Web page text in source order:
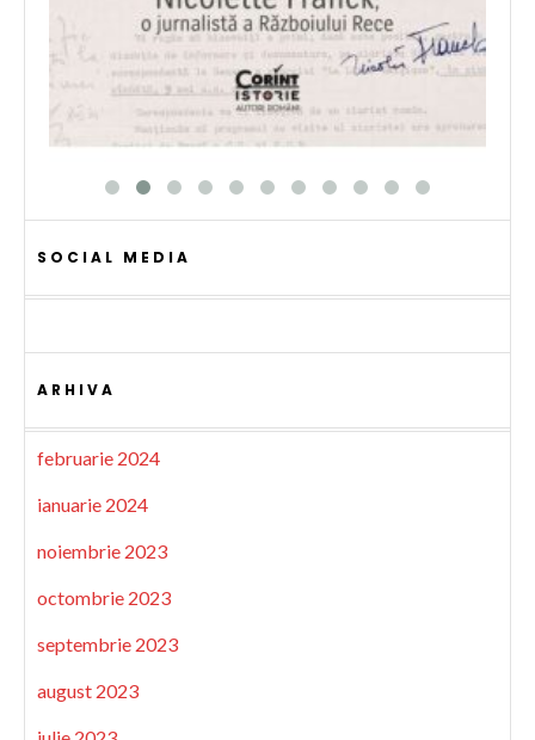
SOCIAL MEDIA
ARHIVA
februarie 2024
ianuarie 2024
noiembrie 2023
octombrie 2023
septembrie 2023
august 2023